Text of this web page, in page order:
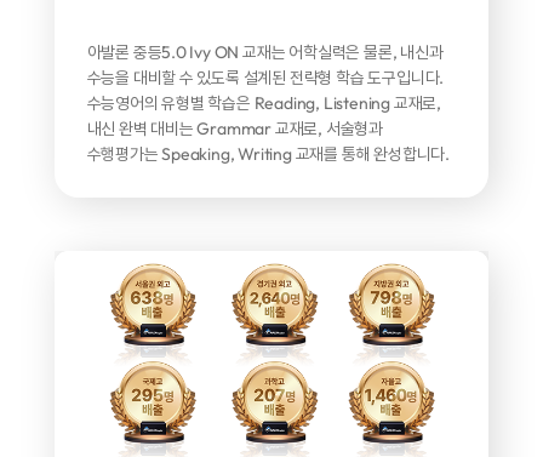
아발론 중등5.0 Ivy ON 교재는 어학실력은 물론, 내신과
수능을 대비할 수 있도록 설계된 전략형 학습 도구입니다.
수능영어의 유형별 학습은 Reading, Listening 교재로,
내신 완벽 대비는 Grammar 교재로, 서술형과
수행평가는 Speaking, Writing 교재를 통해 완성합니다.